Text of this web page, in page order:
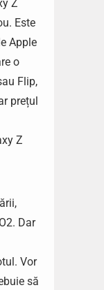
Z
Este
Apple
o
Flip,
prețul
Z
Dar
Vor
să